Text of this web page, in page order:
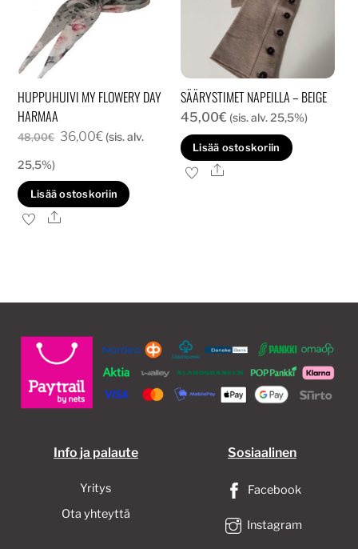
HUPPUHUIVI MY FLOWERY DAY
HARMAA
48,00€ Alkuperäinen
oli:
48,00€.
36,00€Nykyinen
on:
36,00€.
(sis. alv.
25,5%)
Lisää ostoskoriin
Ale
SÄÄRYSTIMET NAPEILLA – BEIGE
45,00€ (sis. alv. 25,5%)
Lisää ostoskoriin
Ale
Info ja palaute
Yritys
Ota yhteyttä
Sosiaalinen
Facebook
Instagram